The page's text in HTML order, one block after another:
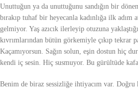
Unuttuğun ya da unuttuğunu sandığın bir
bırakıp tuhaf bir heyecanla kadınlığa ilk adım
gelmiyor. Yaş azıcık ilerleyip otuzuna
kıvrımlarından bütün görkemiyle çıkıp tekrar
Kaçamıyorsun. Sağın solun, eşin dostun hiç
kendi iç sesin. Hiç susmuyor. Bu gürültüde
Benim de biraz sessizliğe ihtiyacım var.